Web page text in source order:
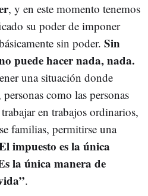
, y en este momento tenemos
su poder de imponer
sin poder. Sin
puede hacer nada, nada.
una situación donde
como las personas
en trabajos ordinarios,
familias, permitirse una
impuesto es la única
la única manera de
.